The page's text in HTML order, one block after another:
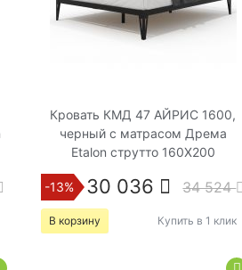
Кровать КМД 47 АЙРИС 1600,
черный с матрасом Дрема
Etalon струтто 160Х200
-13% 30 036 34 524
В корзину Купить в 1 клик